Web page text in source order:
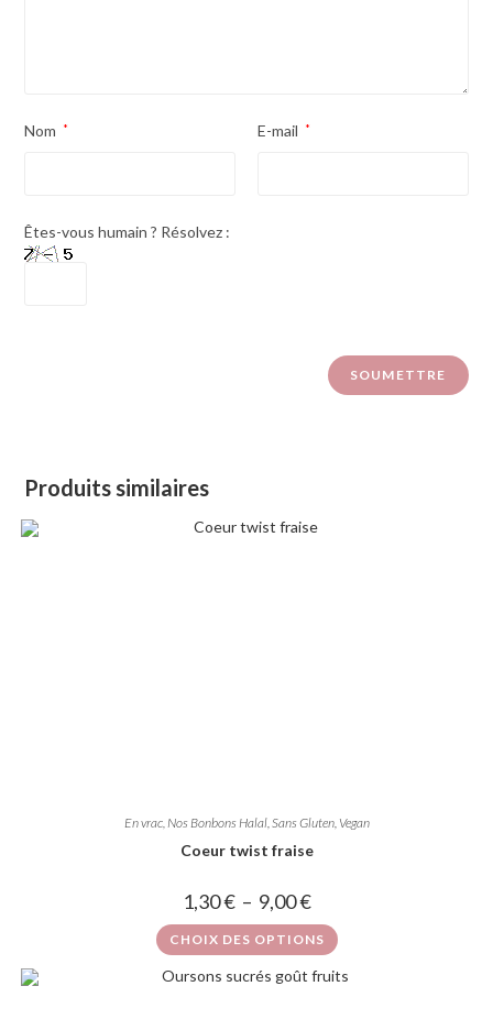
Nom * E-mail *
Êtes-vous humain ? Résolvez :
Produits similaires
En vrac, Nos Bonbons Halal, Sans Gluten, Vegan
Coeur twist fraise
1,30€ – 9,00€
CHOIX DES OPTIONS